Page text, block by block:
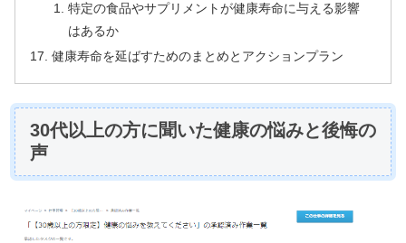
特定の食品やサプリメントが健康寿命に与える影響
はあるか
健康寿命を延ばすためのまとめとアクションプラン
30代以上の方に聞いた健康の悩みと後悔の
声